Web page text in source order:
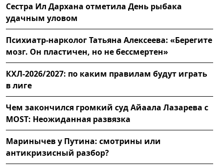
Сестра Ил Дархана отметила День рыбака
удачным уловом
Психиатр-нарколог Татьяна Алексеева: «Берегите
мозг. Он пластичен, но не бессмертен»
КХЛ-2026/2027: по каким правилам будут играть
в лиге
Чем закончился громкий суд Айаала Лазарева с
MOST: Неожиданная развязка
Маринычев у Путина: смотрины или
антикризисный разбор?